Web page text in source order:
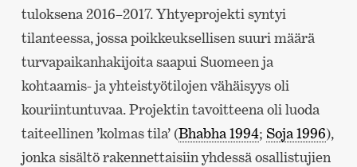
tuloksena 2016–2017. Yhtyeprojekti syntyi
tilanteessa, jossa poikkeuksellisen suuri määrä
turvapaikanhakijoita saapui Suomeen ja
kohtaamis- ja yhteistyötilojen vähäisyys oli
kouriintuntuvaa. Projektin tavoitteena oli luoda
taiteellinen ’kolmas tila’ (Bhabha 1994; Soja 1996),
jonka sisältö rakennettaisiin yhdessä osallistujien